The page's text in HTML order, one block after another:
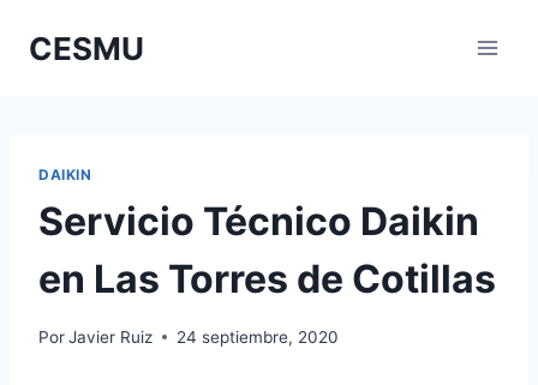
CESMU
DAIKIN
Servicio Técnico Daikin
en Las Torres de Cotillas
PorJavier Ruiz 24 septiembre, 2020